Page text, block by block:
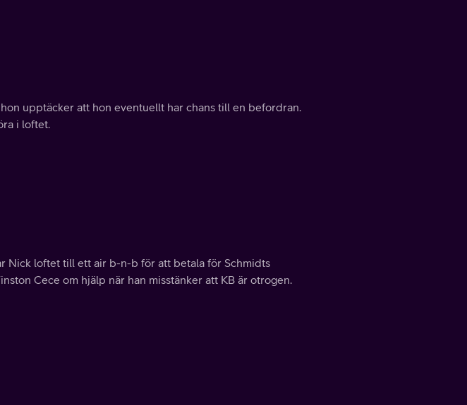
upptäcker att hon eventuellt har chans till en befordran.
i loftet.
Nick loftet till ett air b-n-b för att betala för Schmidts
Cece om hjälp när han misstänker att KB är otrogen.